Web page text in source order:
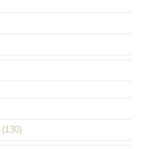
(130)